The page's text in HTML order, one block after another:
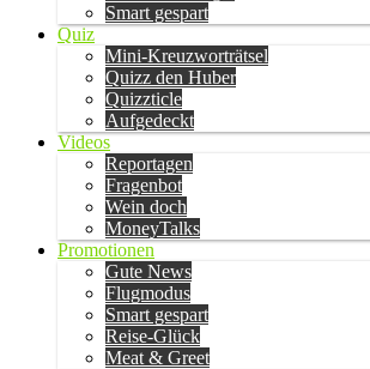
Smart gespart
Quiz
Mini-Kreuzworträtsel
Quizz den Huber
Quizzticle
Aufgedeckt
Videos
Reportagen
Fragenbot
Wein doch
MoneyTalks
Promotionen
Gute News
Flugmodus
Smart gespart
Reise-Glück
Meat & Greet